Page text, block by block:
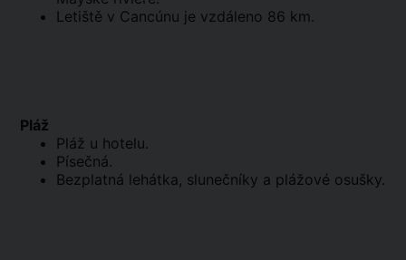
Letiště v Cancúnu je vzdáleno 86 km.
Pláž
Pláž u hotelu.
Písečná.
Bezplatná lehátka, slunečníky a plážové osušky.